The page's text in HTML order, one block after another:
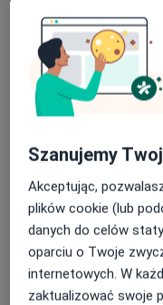
Adres 1 Adres 2
Tolek
Postępu 7,
Dostępność
W tym gabinecie
internet
Co mam zrobić w
Szanujemy
Akceptując,
plików cookie (lub
danych do celów
oparciu o Twoje
internetowych. W
zaktualizować swoje